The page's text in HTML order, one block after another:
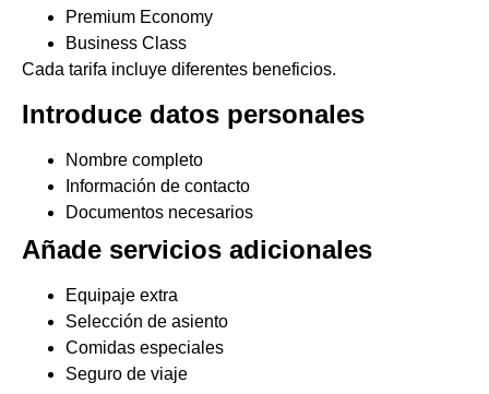
Premium Economy
Business Class
Cada tarifa incluye diferentes beneficios.
Introduce datos personales
Nombre completo
Información de contacto
Documentos necesarios
Añade servicios adicionales
Equipaje extra
Selección de asiento
Comidas especiales
Seguro de viaje